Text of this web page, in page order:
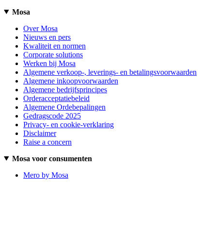
Mosa
Over Mosa
Nieuws en pers
Kwaliteit en normen
Corporate solutions
Werken bij Mosa
Algemene verkoop-, leverings- en betalingsvoorwaarden
Algemene inkoopvoorwaarden
Algemene bedrijfsprincipes
Orderacceptatiebeleid
Algemene Ordebepalingen
Gedragscode 2025
Privacy- en cookie-verklaring
Disclaimer
Raise a concern
Mosa voor consumenten
Mero by Mosa